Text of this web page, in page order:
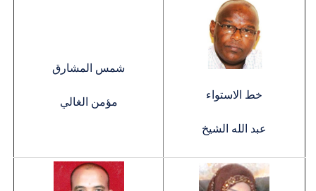
خط الاستواء
عبد الله الشيخ
شمس المشارق
مؤمن الغالي